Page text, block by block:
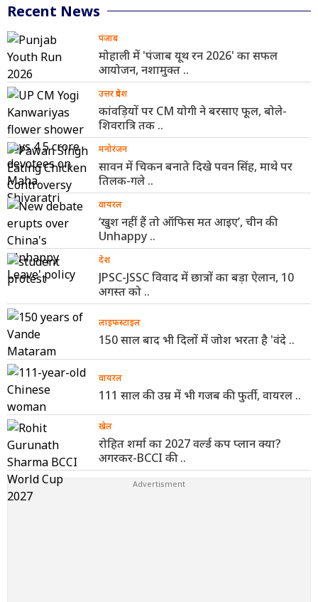
Recent News
पंजाब
मोहाली में 'पंजाब यूथ रन 2026' का सफल
आयोजन, नशामुक्त ..
उत्तर प्रदेश
कांवड़ियों पर CM योगी ने बरसाए फूल, बोले-
शिवरात्रि तक ..
मनोरंजन
सावन में चिकन बनाते दिखे पवन सिंह, माथे पर
तिलक-गले ..
वायरल
‘खुश नहीं हैं तो ऑफिस मत आइए’, चीन की
Unhappy ..
देश
JPSC-JSSC विवाद में छात्रों का बड़ा ऐलान, 10
अगस्त को ..
लाइफस्टाइल
150 साल बाद भी दिलों में जोश भरता है 'वंदे ..
वायरल
111 साल की उम्र में भी गजब की फुर्ती, वायरल ..
खेल
रोहित शर्मा का 2027 वर्ल्ड कप प्लान क्या?
अगरकर-BCCI की ..